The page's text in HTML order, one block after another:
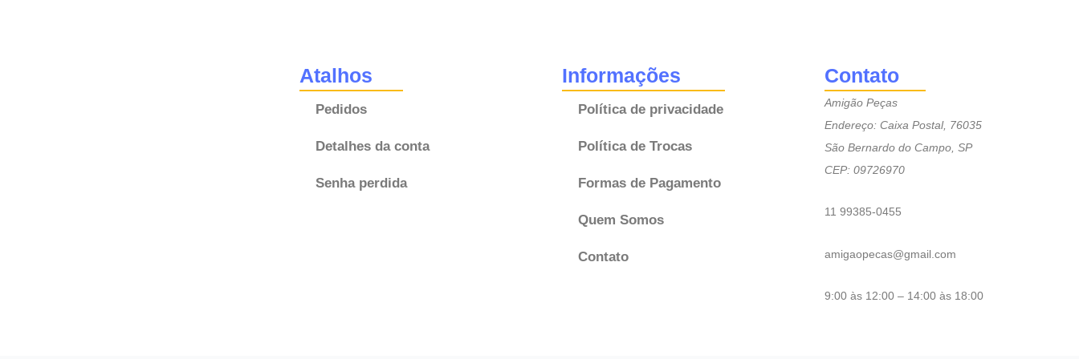
37820P04G52
Atalhos
Pedidos
Detalhes da conta
Senha perdida
Informações
Política de privacidade
Política de Trocas
Formas de Pagamento
Quem Somos
Contato
Contato
Amigão Peças
Endereço: Caixa Postal, 76035
São Bernardo do Campo, SP
CEP: 09726970
11 99385-0455
amigaopecas@gmail.com
9:00 às 12:00 – 14:00 às 18:00